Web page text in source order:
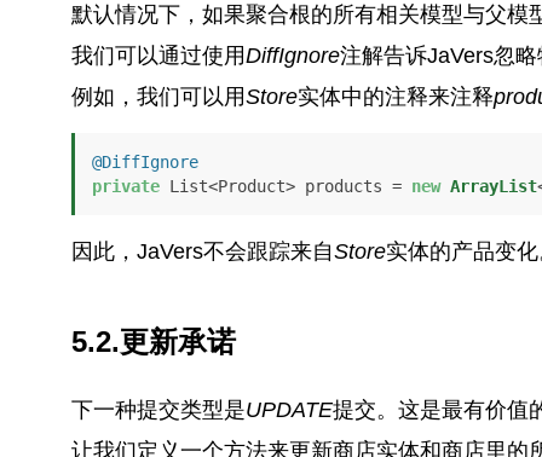
默认情况下，如果聚合根的所有相关模型与父
我们可以通过使用DiffIgnore注解告诉JaVers忽
例如，我们可以用Store实体中的注释来注释
@DiffIgnore
private List<Product> products = new ArrayList
因此，JaVers不会跟踪来自Store实体的产品变
5.2.更新承诺
下一种提交类型是UPDATE提交。这是最有价值
让我们定义一个方法来更新商店实体和商店里的